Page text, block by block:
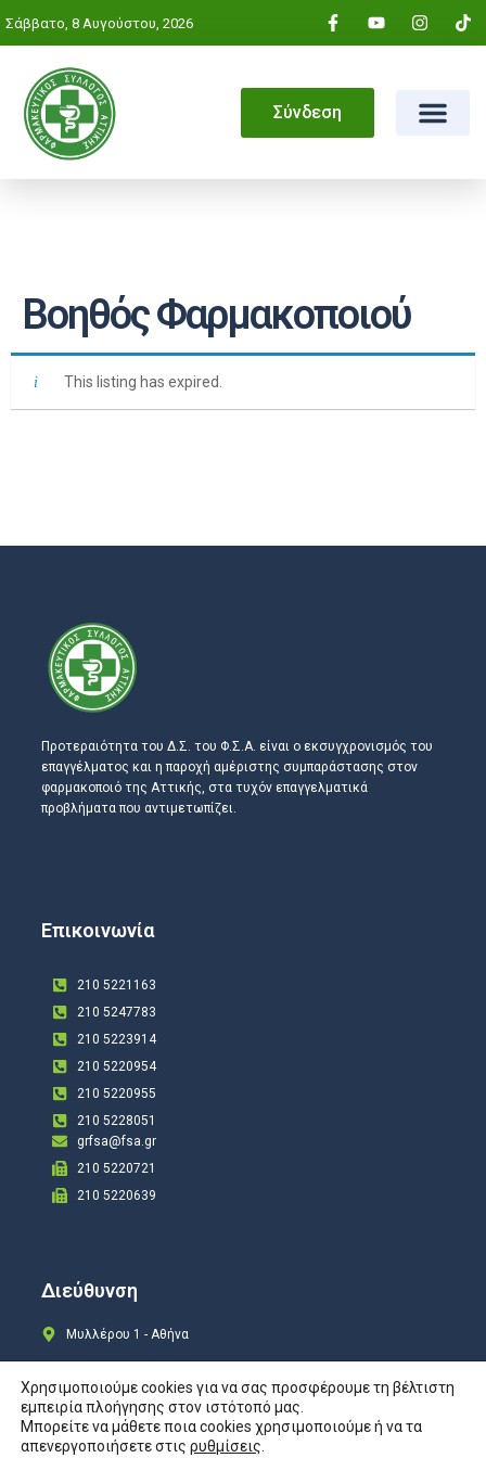
Σάββατο, 8 Αυγούστου, 2026
Σύνδεση
Βοηθός Φαρμακοποιού
This listing has expired.
Προτεραιότητα του Δ.Σ. του Φ.Σ.Α. είναι ο εκσυγχρονισμός του
επαγγέλματος και η παροχή αμέριστης συμπαράστασης στον
φαρμακοποιό της Αττικής, στα τυχόν επαγγελματικά
προβλήματα που αντιμετωπίζει.
Επικοινωνία
210 5221163
210 5247783
210 5223914
210 5220954
210 5220955
210 5228051
grfsa@fsa.gr
210 5220721
210 5220639
Διεύθυνση
Μυλλέρου 1 - Αθήνα
Copyright © 2024 All rights Reserved. Design byCOSMOTE New Site4U
Χρησιμοποιούμε cookies για να σας προσφέρουμε τη βέλτιστη
εμπειρία πλοήγησης στον ιστότοπό μας.
Μπορείτε να μάθετε ποια cookies χρησιμοποιούμε ή να τα
απενεργοποιήσετε στις ρυθμίσεις